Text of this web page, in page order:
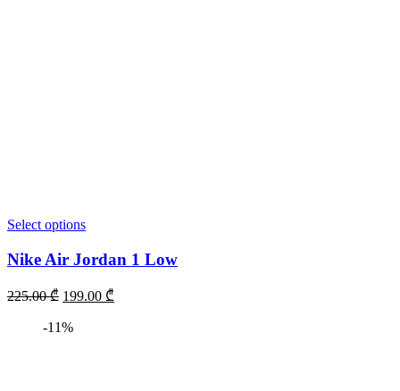
Select options
Nike Air Jordan 1 Low
225.00₾ 199.00 ₾
-11%